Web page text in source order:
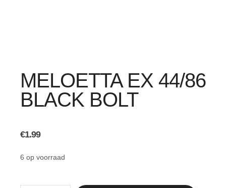
MELOETTA EX 44/86
BLACK BOLT
€1.99
6 op voorraad